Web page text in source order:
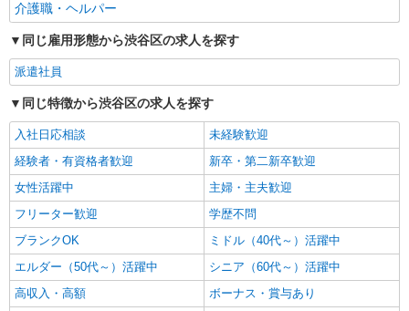
介護職・ヘルパー
同じ雇用形態から渋谷区の求人を探す
派遣社員
同じ特徴から渋谷区の求人を探す
入社日応相談
未経験歓迎
経験者・有資格者歓迎
新卒・第二新卒歓迎
女性活躍中
主婦・主夫歓迎
フリーター歓迎
学歴不問
ブランクOK
ミドル（40代～）活躍中
エルダー（50代～）活躍中
シニア（60代～）活躍中
高収入・高額
ボーナス・賞与あり